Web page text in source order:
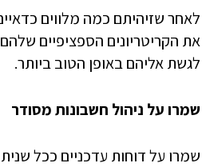
לאחר שזיהיתם כמה מלווים
את הקריטריונים הספציפיים
לגשת אליהם באופן הטוב ביותר.
שמרו על ניהול חשבונות מסודר
שמרו על דוחות עדכניים ככל